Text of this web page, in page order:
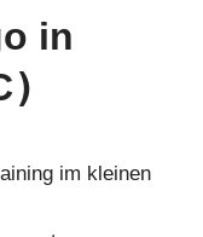
in
)
im kleinen